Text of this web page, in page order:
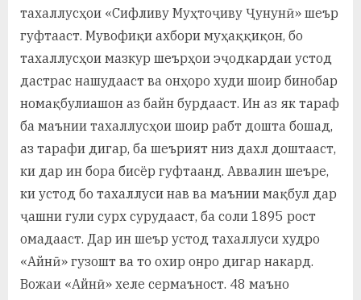
тахаллусҳои «Сифливу Муҳтоҷиву Ҷунунӣ» шеър
гуфтааст. Мувофиқи ахбори муҳаққиқон, бо
тахаллусҳои мазкур шеърҳои эҷодкардаи устод
дастрас нашудааст ва онҳоро худи шоир бинобар
номақбулиашон аз байн бурдааст. Ин аз як тараф
ба маънии тахаллусҳои шоир рабт дошта бошад,
аз тарафи дигар, ба шеърият низ дахл доштааст,
ки дар ин бора бисёр гуфтаанд. Аввалин шеъре,
ки устод бо тахаллуси нав ва маънии мақбул дар
ҷашни гули сурх сурудааст, ба соли 1895 рост
омадааст. Дар ин шеър устод тахаллуси худро
«Айнӣ» гузошт ва то охир онро дигар накард.
Вожаи «Айнӣ» хеле сермаъност. 48 маъно